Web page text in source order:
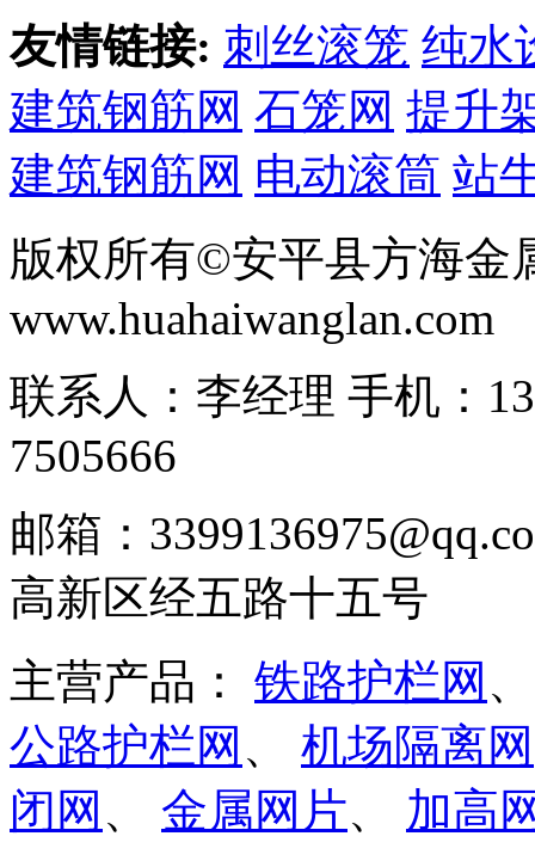
友情链接: 刺丝滚笼 纯水
建筑钢筋网 石笼网 提升
建筑钢筋网 电动滚筒 站
版权所有©安平县方海金
www.huahaiwanglan.com
联系人：李经理 手机：
7505666
邮箱：
高新区经五路十五号
主营产品： 铁路护栏网
公路护栏网 、 机场隔离网
闭网 、 金属网片、 加高